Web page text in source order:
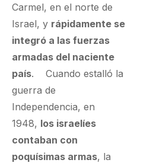
Carmel, en el norte de
Israel, y rápidamente se
integró a las fuerzas
armadas del naciente
país. Cuando estalló la
guerra de
Independencia, en
1948, los israelíes
contaban con
poquísimas armas, la